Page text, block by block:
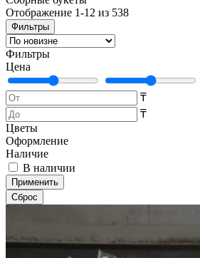
Отображение 1-12 из 538
Фильтры
Фильтры
Цена
₸
₸
Цветы
Оформление
Наличие
В наличии
Применить
Cброс